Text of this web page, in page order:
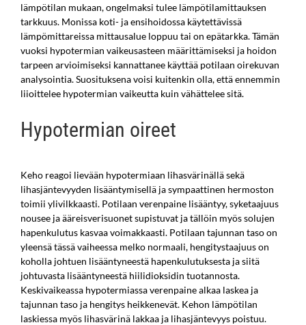
lämpötilan mukaan, ongelmaksi tulee lämpötilamittauksen
tarkkuus. Monissa koti- ja ensihoidossa käytettävissä
lämpömittareissa mittausalue loppuu tai on epätarkka. Tämän
vuoksi hypotermian vaikeusasteen määrittämiseksi ja hoidon
tarpeen arvioimiseksi kannattanee käyttää potilaan oirekuvan
analysointia. Suosituksena voisi kuitenkin olla, että ennemmin
liioittelee hypotermian vaikeutta kuin vähättelee sitä.
Hypotermian oireet
Keho reagoi lievään hypotermiaan lihasvärinällä sekä
lihasjäntevyyden lisääntymisellä ja sympaattinen hermoston
toimii ylivilkkaasti. Potilaan verenpaine lisääntyy, syketaajuus
nousee ja ääreisverisuonet supistuvat ja tällöin myös solujen
hapenkulutus kasvaa voimakkaasti. Potilaan tajunnan taso on
yleensä tässä vaiheessa melko normaali, hengitystaajuus on
koholla johtuen lisääntyneestä hapenkulutuksesta ja siitä
johtuvasta lisääntyneestä hiilidioksidin tuotannosta.
Keskivaikeassa hypotermiassa verenpaine alkaa laskea ja
tajunnan taso ja hengitys heikkenevät. Kehon lämpötilan
laskiessa myös lihasvärinä lakkaa ja lihasjäntevyys poistuu.